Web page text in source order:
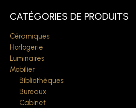
CATÉGORIES DE PRODUITS
Céramiques
Horlogerie
Luminaires
Mobilier
Bibliothèques
Bureaux
Cabinet